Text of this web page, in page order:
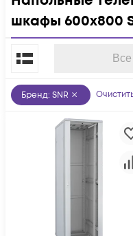
шкафы 600x800
По
Бренд: SNR